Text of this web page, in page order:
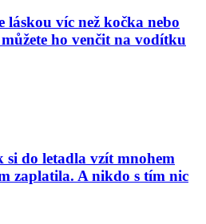
láskou víc než kočka nebo
ho venčit na vodítku
do letadla vzít mnohem
zaplatila. A nikdo s tím nic